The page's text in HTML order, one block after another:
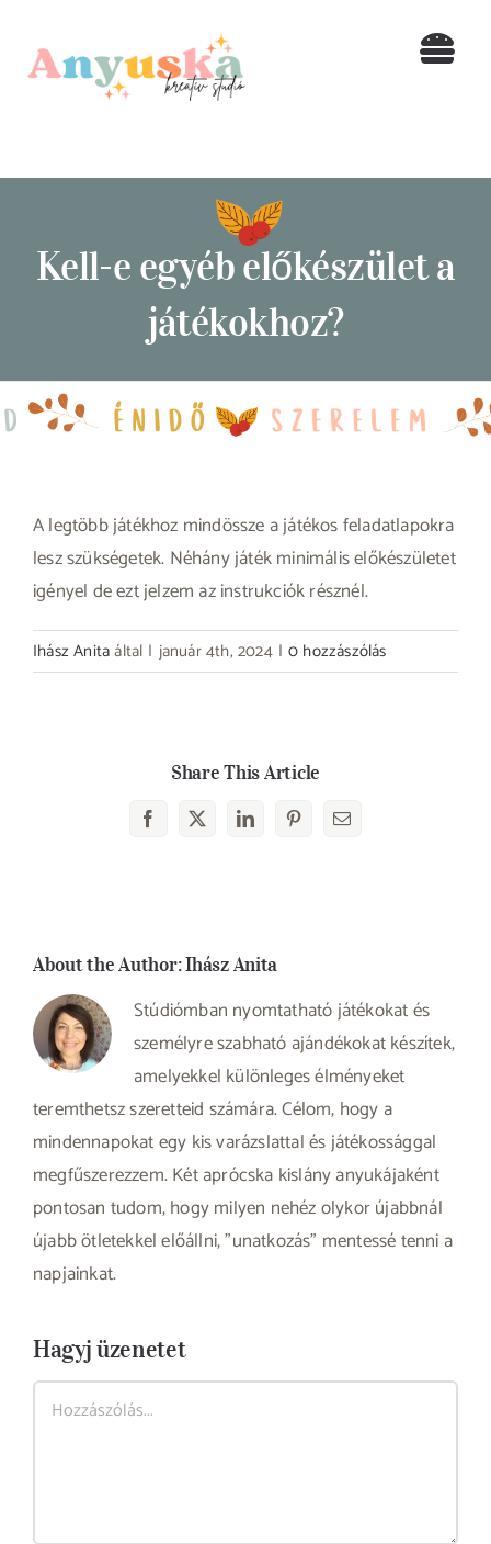
SHOP
Rólam
Kell-e egyéb előkészület a
játékokhoz?
A legtöbb játékhoz mindössze a játékos feladatlapokra
lesz szükségetek. Néhány játék minimális előkészületet
igényel de ezt jelzem az instrukciók résznél.
Ihász Anitaáltal | január 4th, 2024 | 0 hozzászólás
Share This Article
Facebook
X LinkedInPinterestEmail:
About the Author:Ihász Anita
Stúdiómban nyomtatható játékokat és
személyre szabható ajándékokat készítek,
amelyekkel különleges élményeket
teremthetsz szeretteid számára. Célom, hogy a
mindennapokat egy kis varázslattal és játékossággal
megfűszerezzem. Két aprócska kislány anyukájaként
pontosan tudom, hogy milyen nehéz olykor újabbnál
újabb ötletekkel előállni, "unatkozás" mentessé tenni a
napjainkat.
Hagyj üzenetet
Hozzászólás